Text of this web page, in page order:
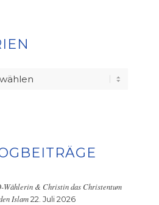
Wählerin & Christin das Christentum
Islam 22. Juli 2026